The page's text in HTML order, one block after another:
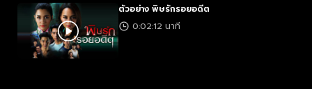
ตัวอย่าง พิษรักรอยอดีต
0:02:12 นาที